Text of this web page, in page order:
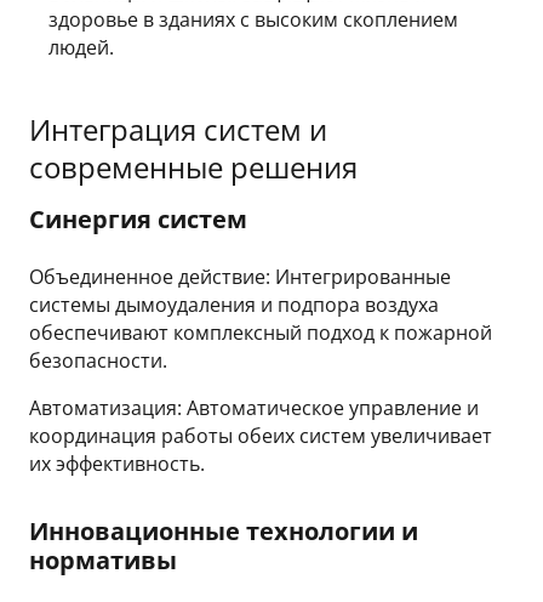
здоровье в зданиях с высоким скоплением
людей.
Интеграция систем и
современные решения
Синергия систем
Объединенное действие: Интегрированные
системы дымоудаления и подпора воздуха
обеспечивают комплексный подход к пожарной
безопасности.
Автоматизация: Автоматическое управление и
координация работы обеих систем увеличивает
их эффективность.
Инновационные технологии и
нормативы